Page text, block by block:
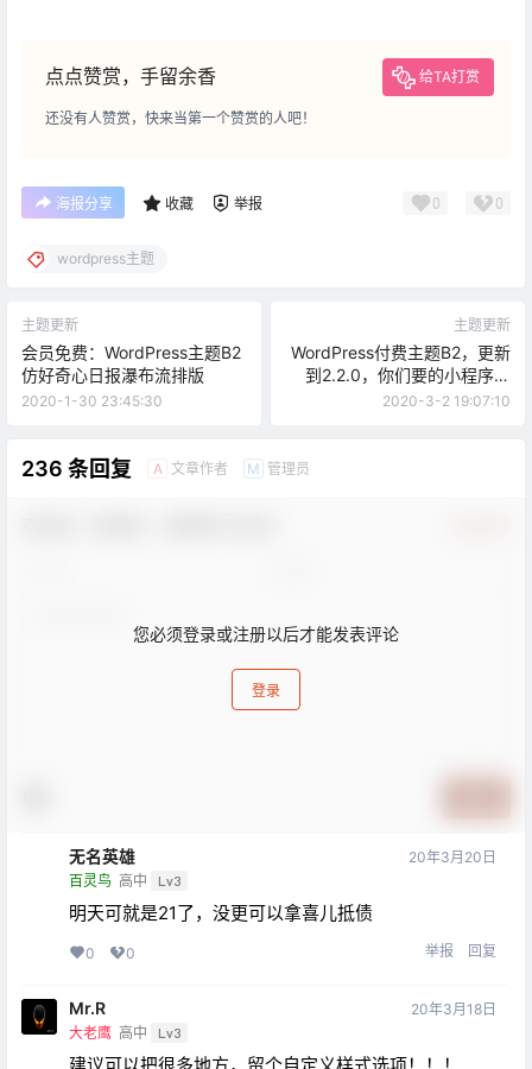
点点赞赏，手留余香 给TA打赏
还没有人赞赏，快来当第一个赞赏的人吧！
海报分享 收藏 举报 0 0
wordpress主题
主题更新
会员免费：WordPress主题B2
仿好奇心日报瀑布流排版
2020-1-30 23:45:30
主题更新
WordPress付费主题B2，更新
到2.2.0，你们要的小程序和
APP也要来了！
2020-3-2 19:07:10
236 条回复 A 文章作者 M 管理员
您必须登录或注册以后才能发表评论
登录
无名英雄
百灵鸟 高中 Lv3
20年3月20日
明天可就是21了，没更可以拿喜儿抵债
0 0 举报 回复
Mr.R
大老鹰 高中 Lv3
20年3月18日